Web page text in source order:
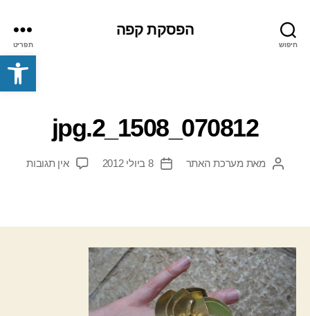
פתח סרגל נגישות
חיפוש
הפסקת קפה
תפריט
070812_1508_2.jpg
המחבר
מאת מערכת האתר
תאריך
8 ביולי 2012 אין תגובותעל